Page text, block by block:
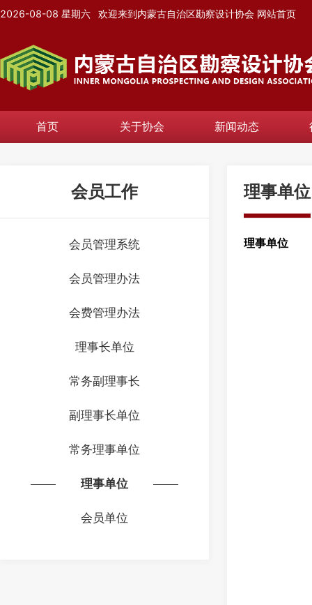
2026-08-08 星期六 欢迎来到内蒙古自治区勘察设计协会 网站首页
首页 关于协会 新闻动态
会员工作
会员管理系统
会员管理办法
会费管理办法
理事长单位
常务副理事长
副理事长单位
常务理事单位
理事单位
会员单位
理事单位
理事单位